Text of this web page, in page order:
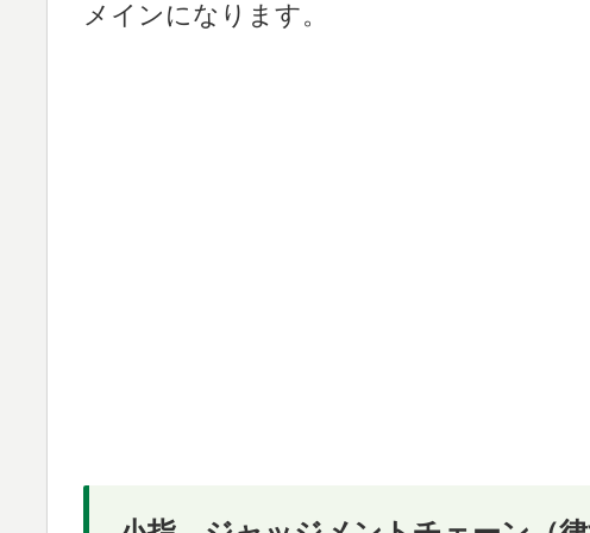
メインになります。